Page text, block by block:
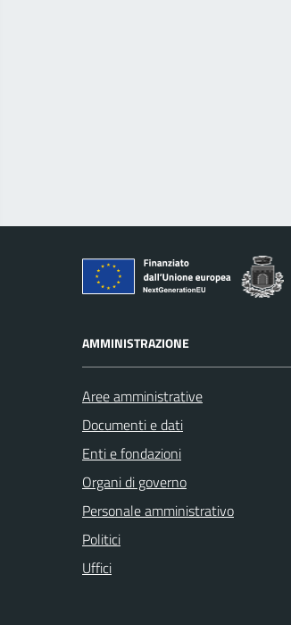
AMMINISTRAZIONE
Aree amministrative
Documenti e dati
Enti e fondazioni
Organi di governo
Personale amministrativo
Politici
Uffici